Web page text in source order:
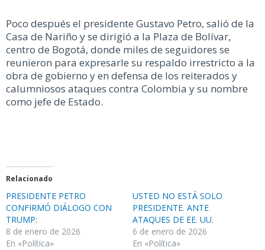
Poco después el presidente Gustavo Petro, salió de la
Casa de Nariño y se dirigió a la Plaza de Bolívar,
centro de Bogotá, donde miles de seguidores se
reunieron para expresarle su respaldo irrestricto a la
obra de gobierno y en defensa de los reiterados y
calumniosos ataques contra Colombia y su nombre
como jefe de Estado.
Relacionado
PRESIDENTE PETRO
CONFIRMÓ DIÁLOGO CON
TRUMP:
8 de enero de 2026
En «Política»
USTED NO ESTÁ SOLO
PRESIDENTE. ANTE
ATAQUES DE EE. UU.
6 de enero de 2026
En «Política»